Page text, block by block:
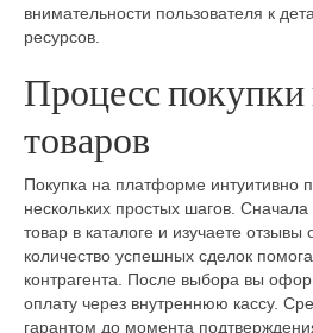
внимательности пользователя к
ресурсов.
Процесс
товаров
Покупка на платформе интуитивно
нескольких простых шагов.
товар в каталоге и изучаете отзывы
количество успешных сделок
контрагента. После выбора вы
оплату через внутреннюю кассу.
гарантом до момента